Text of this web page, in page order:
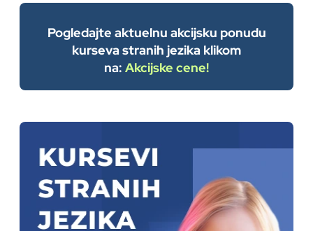
Pogledajte aktuelnu akcijsku ponudu
kurseva stranih jezika klikom
na: Akcijske cene!